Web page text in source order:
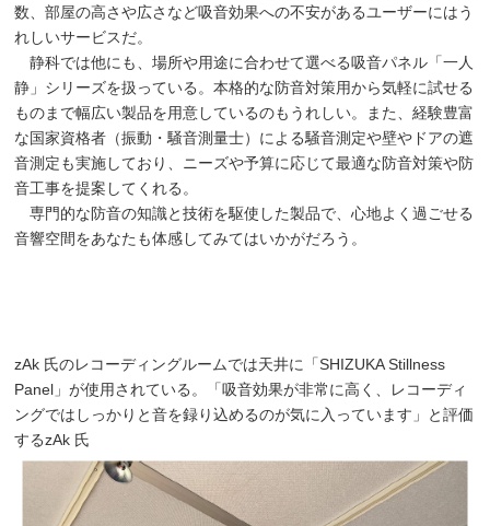
数、部屋の高さや広さなど吸音効果への不安があるユーザーにはう
れしいサービスだ。
静科では他にも、場所や用途に合わせて選べる吸音パネル「一人
静」シリーズを扱っている。本格的な防音対策用から気軽に試せる
ものまで幅広い製品を用意しているのもうれしい。また、経験豊富
な国家資格者（振動・騒音測量士）による騒音測定や壁やドアの遮
音測定も実施しており、ニーズや予算に応じて最適な防音対策や防
音工事を提案してくれる。
専門的な防音の知識と技術を駆使した製品で、心地よく過ごせる
音響空間をあなたも体感してみてはいかがだろう。
zAk 氏のレコーディングルームでは天井に「SHIZUKA Stillness
Panel」が使用されている。「吸音効果が非常に高く、レコーディ
ングではしっかりと音を録り込めるのが気に入っています」と評価
するzAk 氏